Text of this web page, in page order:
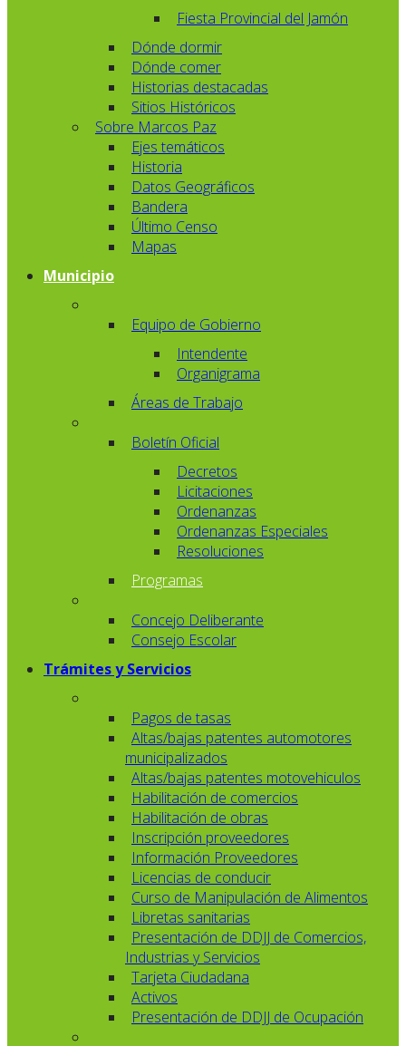
Fiesta Provincial del Jamón
Dónde dormir
Dónde comer
Historias destacadas
Sitios Históricos
Sobre Marcos Paz
Ejes temáticos
Historia
Datos Geográficos
Bandera
Último Censo
Mapas
Municipio
Equipo de Gobierno
Intendente
Organigrama
Áreas de Trabajo
Boletín Oficial
Decretos
Licitaciones
Ordenanzas
Ordenanzas Especiales
Resoluciones
Programas
Concejo Deliberante
Consejo Escolar
Trámites y Servicios
Pagos de tasas
Altas/bajas patentes automotores
municipalizados
Altas/bajas patentes motovehiculos
Habilitación de comercios
Habilitación de obras
Inscripción proveedores
Información Proveedores
Licencias de conducir
Curso de Manipulación de Alimentos
Libretas sanitarias
Presentación de DDJJ de Comercios,
Industrias y Servicios
Tarjeta Ciudadana
Activos
Presentación de DDJJ de Ocupación